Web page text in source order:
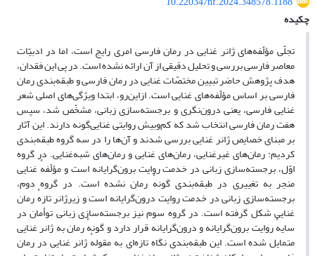
چکیده
تجلّی مؤلّفه‌های ژانر غنایی در رمان فارسی امری رایج است، اما در ادبیّات
معاصر فارسی بررسی و تحلیل دقیقی از آن ارائه نشده‌ است. در پی این فقدان،
هدف پژوهش حاضر تبیین مختصّات غنایی در رمان فارسی و طبقه‌بندی رمان
فارسی بر اساس مؤلّفه‌های غنایی است. ازاین‌رو، ابتدا ویژگی‌های اصلی شعر
غنایی فارسی، یعنی درون‌نگری و برجسته‌سازی زبانی، مشخّص شد، سپس
هفت رمان فارسی انتخاب شد که کم‌وبیش روایتی غنایی‌گونه دارند. این آثار
بر مبنای خصایص ژانر غنایی بررسی شدند و آن‌ها را در سه گروه طبقه‌بندی
کردیم: رمان‌های غیرغنایی، رمان‌های غنایی و رمان‌های شبه‌غنایی. در گروه
اوّل، برجسته‌سازی زبانی در خدمت روایت برون‌گرایانه است و مؤلّفهٔ غنایی
منجر به تغییری در طبقه‌بندی گونهٔ رمان نشده‌ است. در گروه دوم،
برجسته‌سازی زبانی در خدمت روایت درون‌گرایانه است و زیرژانر تازهٔ رمان
غنایی شکل گرفته ‌است. در گروه سوم نیز برجسته‌سازی زبانی توأمان در
سایهٔ روایت برون‌گرایانه و درون‌گرایانه قرار دارد و گونهٔ رمان به ژانر غنایی
متمایل شده ‌است. این طبقه‌بندی نگاه تازه‌ای به مقولهٔ ژانر غنایی در رمان